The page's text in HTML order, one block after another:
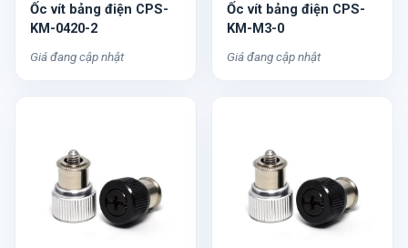
Ốc vít bảng điện CPS-
KM-0420-2
Giá đang cập nhật
Ốc vít bảng điện CPS-
KM-M3-0
Giá đang cập nhật